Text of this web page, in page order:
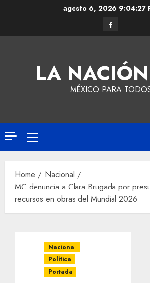
agosto 6, 2026 9:04:28
LA
MÉXICO PARA
Home
Nacional
MC denuncia a Clara Brugada por
recursos en obras del Mundial 2026
Nacional
Política
Portada